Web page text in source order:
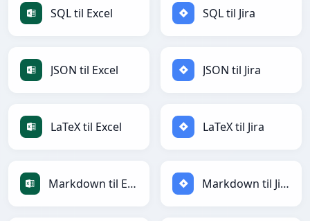
SQL til Excel SQL til Jira
JSON til Excel JSON til Jira
LaTeX til Excel LaTeX til Jira
Markdown til Excel Markdown til Jira